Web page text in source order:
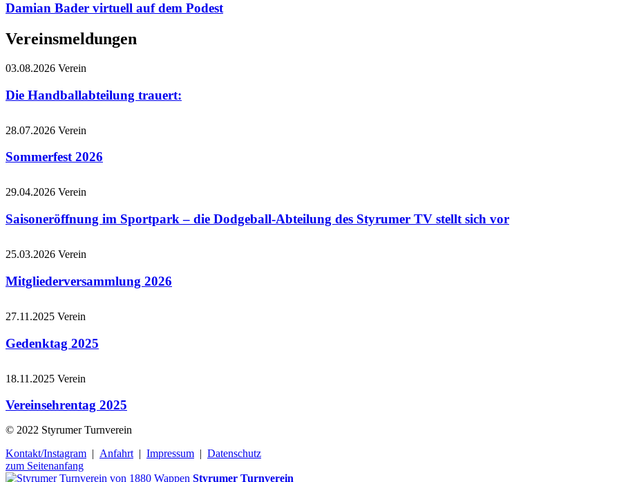
Damian Bader virtuell auf dem Podest
Vereinsmeldungen
03.08.2026 Verein
Die Handballabteilung trauert:
28.07.2026 Verein
Sommerfest 2026
29.04.2026 Verein
Saisoneröffnung im Sportpark – die Dodgeball-Abteilung des Styrumer TV stellt sich vor
25.03.2026 Verein
Mitgliederversammlung 2026
27.11.2025 Verein
Gedenktag 2025
18.11.2025 Verein
Vereinsehrentag 2025
© 2022 Styrumer Turnverein
Kontakt/Instagram | Anfahrt | Impressum | Datenschutz
zum Seitenanfang
Styrumer Turnverein